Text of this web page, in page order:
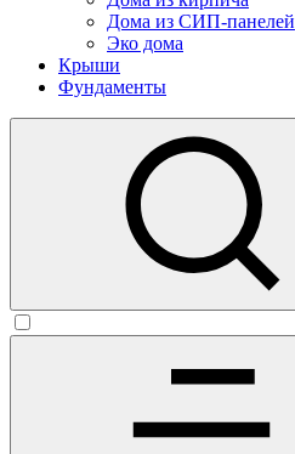
Дома из СИП-панелей
Эко дома
Крыши
Фундаменты